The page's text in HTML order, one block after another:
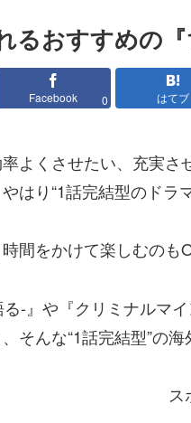
るおすすめの『
Facebook 0 はてブ
よくさせたい、充実
はり“1話完結型のドラ
間をかけて楽しむのも
る-』や『クリミナルマ
そんな“1話完結型”の
ス